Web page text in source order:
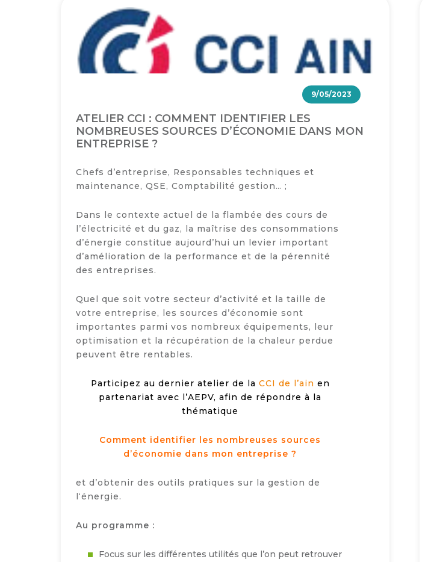
collaboratifs
Newsletter
9/05/2023
ATELIER CCI : COMMENT IDENTIFIER LES
NOMBREUSES SOURCES D’ÉCONOMIE DANS MON
ENTREPRISE ?
Chefs d’entreprise, Responsables techniques et
maintenance, QSE, Comptabilité gestion… ;
Dans le contexte actuel de la flambée des cours de
l’électricité et du gaz, la maîtrise des consommations
d’énergie constitue aujourd’hui un levier important
d’amélioration de la performance et de la pérennité
des entreprises.
Quel que soit votre secteur d’activité et la taille de
votre entreprise, les sources d’économie sont
importantes parmi vos nombreux équipements, leur
optimisation et la récupération de la chaleur perdue
peuvent être rentables.
Participez au dernier atelier de la CCI de l’ain en
partenariat avec l’AEPV, afin de répondre à la
thématique
Comment identifier les nombreuses sources
d’économie dans mon entreprise ?
et d’obtenir des outils pratiques sur la gestion de
l‘énergie.
Au programme :
Focus sur les différentes utilités que l’on peut retrouver